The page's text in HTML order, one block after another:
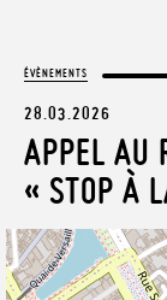
ÉVÈNEMENTS
28.03.2026
APPEL AU
« STOP À